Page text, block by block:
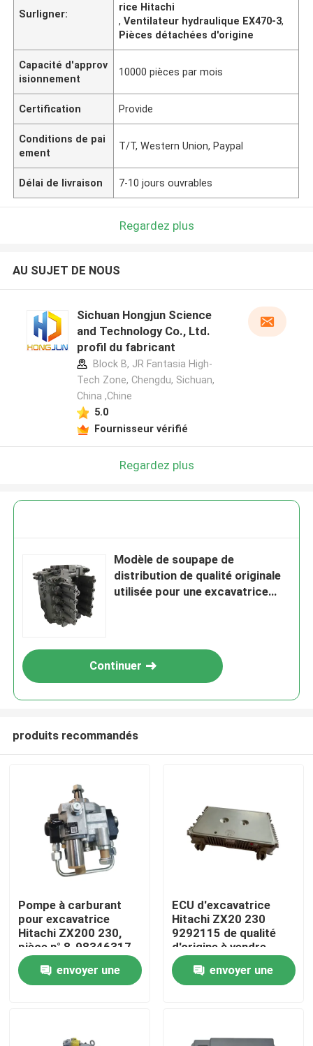
Aperçu
A propos de nous
Surligner:
rice Hitachi
,Ventilateur hydraulique EX470-3,
Pièces détachées d'origine
Capacité d'approv
isionnement
10000 pièces par mois
Certification Provide
Conditions de pai
ement
T/T, Western Union, Paypal
Délai de livraison 7-10 jours ouvrables
Regardez plus
AU SUJET DE NOUS
Sichuan Hongjun Science
and Technology Co., Ltd.
profil du fabricant
Block B, JR Fantasia High-
Tech Zone, Chengdu, Sichuan,
China ,Chine
5.0
Fournisseur vérifié
Regardez plus
Modèle de soupape de
distribution de qualité originale
utilisée pour une excavatrice
Continuer
produits recommandés
Pompe à carburant
pour excavatrice
Hitachi ZX200 230,
pièce n° 8-98346317-
0, pour entretien
envoyer une
ECU d'excavatrice
Hitachi ZX20 230
9292115 de qualité
d'origine à vendre
envoyer une